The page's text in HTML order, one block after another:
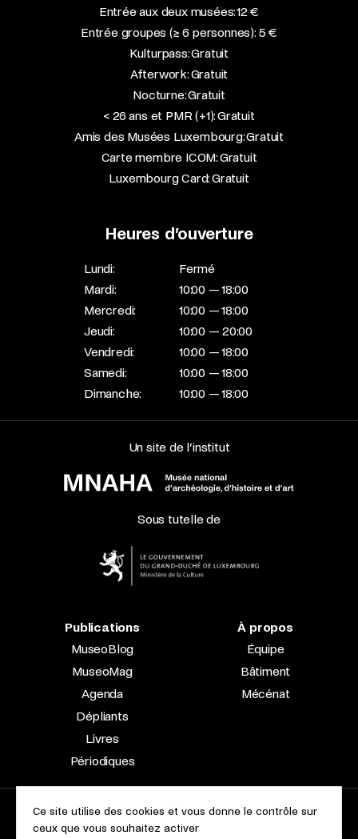
Entrée aux deux musées: 12 €
Entrée groupes (≥ 6 personnes): 5 €
Kulturpass: Gratuit
Afterwork: Gratuit
Nocturne: Gratuit
< 26 ans et PMR (+1): Gratuit
Amis des Musées Luxembourg: Gratuit
Carte membre ICOM: Gratuit
Luxembourg Card: Gratuit
Heures d’ouverture
Lundi:
Fermé
Mardi:
10:00 — 18:00
Mercredi:
10:00 — 18:00
Jeudi:
10:00 — 20:00
Vendredi:
10:00 — 18:00
Samedi:
10:00 — 18:00
Dimanche:
10:00 — 18:00
Un site de l’institut
Sous tutelle de
Publications
MuseoBlog
MuseoMag
Agenda
Dépliants
Livres
Périodiques
À propos
Équipe
Bâtiment
Mécénat
2023 © Le Musée national d’archéologie, d’histoire et d’art |
À propos du site
Accessibilité
Ce site utilise des cookies et vous donne le contrôle sur
ceux que vous souhaitez activer